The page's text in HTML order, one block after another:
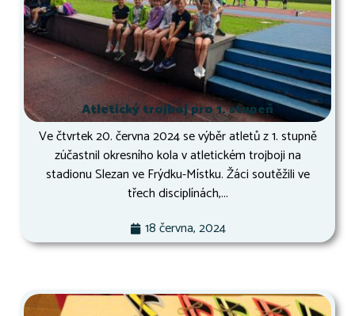
Atletický trojboj pro 1. stupeň
Ve čtvrtek 20. června 2024 se výběr atletů z 1. stupně
zúčastnil okresního kola v atletickém trojboji na
stadionu Slezan ve Frýdku-Místku. Žáci soutěžili ve
třech disciplínách,...
18 června, 2024